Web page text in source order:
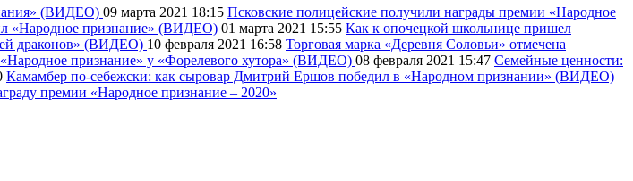
(ВИДЕО) 09 марта 2021 18:15 Псковские полицейские получили награды премии «Народное
«Народное признание» (ВИДЕО) 01 марта 2021 15:55 Как к опочецкой школьнице пришел
драконов» (ВИДЕО) 10 февраля 2021 16:58 Торговая марка «Деревня Соловьи» отмечена
признание» у «Форелевого хутора» (ВИДЕО) 08 февраля 2021 15:47 Семейные ценности:
Камамбер по-себежски: как сыровар Дмитрий Ершов победил в «Народном признании» (ВИДЕО)
премии «Народное признание – 2020»